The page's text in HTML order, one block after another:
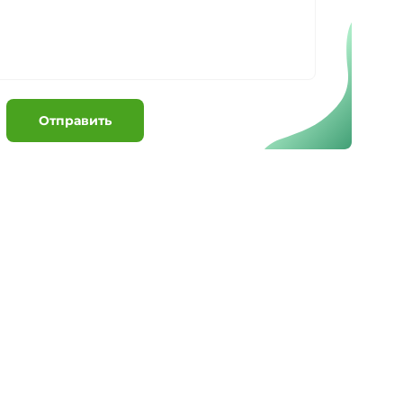
Отправить